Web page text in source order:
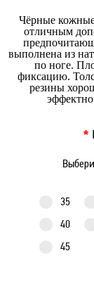
Чёрные
отличным
выполнена из
по ноге.
фиксацию.
резины
эффектно
*
35
40
45